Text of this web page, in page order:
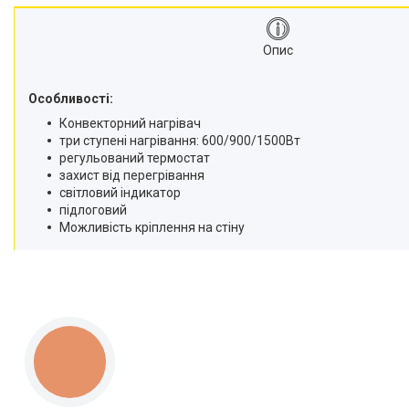
Опис
Особливості:
Конвекторний нагрівач
три ступені нагрівання: 600/900/1500Вт
регульований термостат
захист від перегрівання
світловий індикатор
підлоговий
Можливість кріплення на стіну